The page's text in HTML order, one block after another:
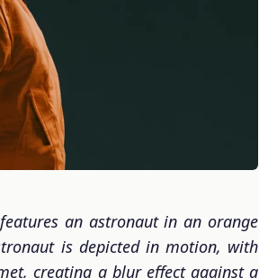
an astronaut in an orange
is depicted in motion, with
creating a blur effect against a